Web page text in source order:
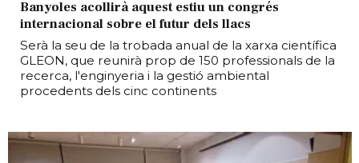
Banyoles acollirà aquest estiu un congrés
internacional sobre el futur dels llacs
Serà la seu de la trobada anual de la xarxa científica
GLEON, que reunirà prop de 150 professionals de la
recerca, l'enginyeria i la gestió ambiental
procedents dels cinc continents